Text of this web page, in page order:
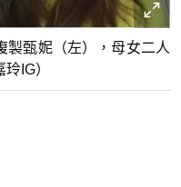
甄妮（左），母女二人
IG）